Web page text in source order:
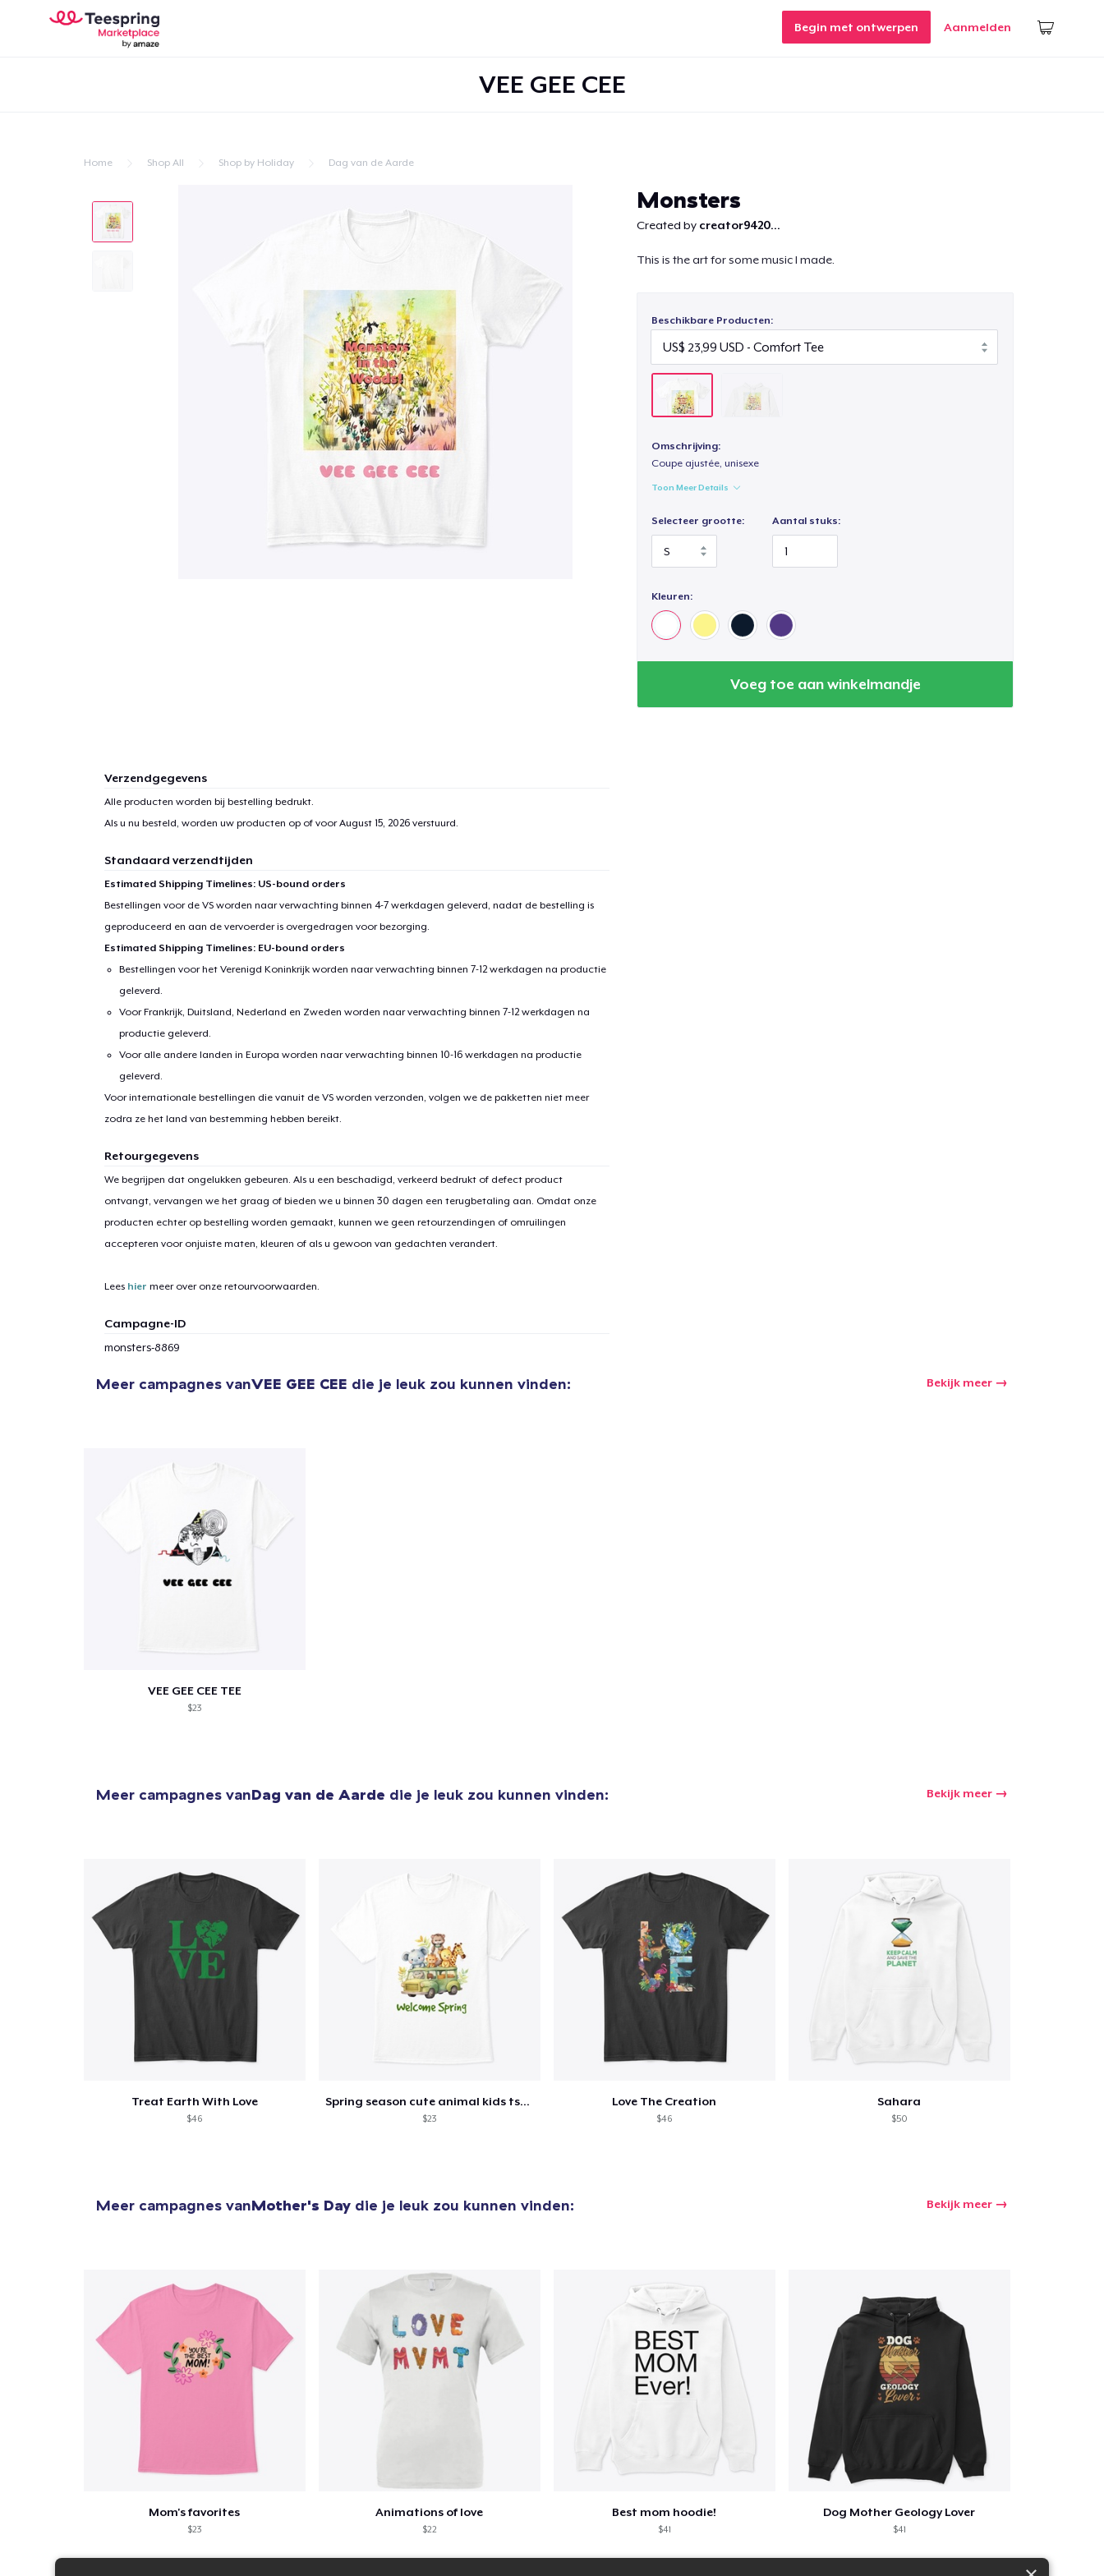
Begin met ontwerpen Aanmelden
VEE GEE CEE
Home Shop All Shop by Holiday Dag van de Aarde
Monsters
Created by creator9420...
This is the art for some music I made.
Beschikbare Producten:
Omschrijving:
Coupe ajustée, unisexe
Toon Meer Details
Selecteer grootte: Aantal stuks:
Kleuren:
Voeg toe aan winkelmandje
Verzendgegevens
Alle producten worden bij bestelling bedrukt.
Als u nu besteld, worden uw producten op of voorAugust 15, 2026verstuurd.
Standaard verzendtijden
Estimated Shipping Timelines: US-bound orders
Bestellingen voor de VS worden naar verwachting binnen 4-7 werkdagen geleverd, nadat de bestelling is
geproduceerd en aan de vervoerder is overgedragen voor bezorging.
Estimated Shipping Timelines: EU-bound orders
Bestellingen voor het Verenigd Koninkrijk worden naar verwachting binnen 7-12 werkdagen na productie
geleverd.
Voor Frankrijk, Duitsland, Nederland en Zweden worden naar verwachting binnen 7-12 werkdagen na
productie geleverd.
Voor alle andere landen in Europa worden naar verwachting binnen 10-16 werkdagen na productie
geleverd.
Voor internationale bestellingen die vanuit de VS worden verzonden, volgen we de pakketten niet meer
zodra ze het land van bestemming hebben bereikt.
Retourgegevens
We begrijpen dat ongelukken gebeuren. Als u een beschadigd, verkeerd bedrukt of defect product
ontvangt, vervangen we het graag of bieden we u binnen 30 dagen een terugbetaling aan. Omdat onze
producten echter op bestelling worden gemaakt, kunnen we geen retourzendingen of omruilingen
accepteren voor onjuiste maten, kleuren of als u gewoon van gedachten verandert.
Lees hier meer over onze retourvoorwaarden.
Campagne-ID
monsters-8869
Meer campagnes vanVEE GEE CEE die je leuk zou kunnen vinden: Bekijk meer
VEE GEE CEE TEE
$23
Meer campagnes vanDag van de Aarde die je leuk zou kunnen vinden: Bekijk meer
Treat Earth With Love
$46
Spring season cute animal kids tshirt
$23
Love The Creation
$46
Sahara
$50
Meer campagnes vanMother's Day die je leuk zou kunnen vinden: Bekijk meer
Mom's favorites
$23
Animations of love
$22
Best mom hoodie!
$41
Dog Mother Geology Lover
$41